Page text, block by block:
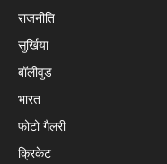
राजनीति
सुर्खिया
बॉलीवुड
भारत
फोटो गैलरी
क्रिकेट